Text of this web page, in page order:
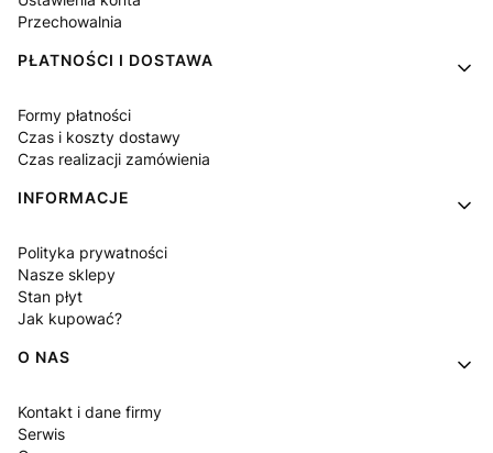
Przechowalnia
PŁATNOŚCI I DOSTAWA
Formy płatności
Czas i koszty dostawy
Czas realizacji zamówienia
INFORMACJE
Polityka prywatności
Nasze sklepy
Stan płyt
Jak kupować?
O NAS
Kontakt i dane firmy
Serwis